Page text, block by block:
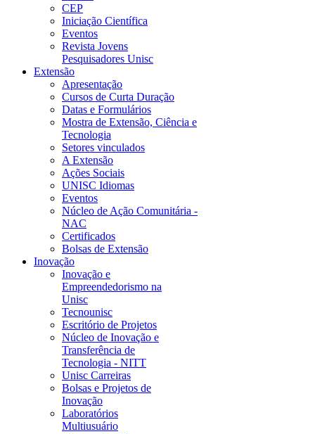
CEP
Iniciação Científica
Eventos
Revista Jovens
Pesquisadores Unisc
Extensão
Apresentação
Cursos de Curta Duração
Datas e Formulários
Mostra de Extensão, Ciência e
Tecnologia
Setores vinculados
A Extensão
Ações Sociais
UNISC Idiomas
Eventos
Núcleo de Ação Comunitária -
NAC
Certificados
Bolsas de Extensão
Inovação
Inovação e
Empreendedorismo na
Unisc
Tecnounisc
Escritório de Projetos
Núcleo de Inovação e
Transferência de
Tecnologia - NITT
Unisc Carreiras
Bolsas e Projetos de
Inovação
Laboratórios
Multiusuário